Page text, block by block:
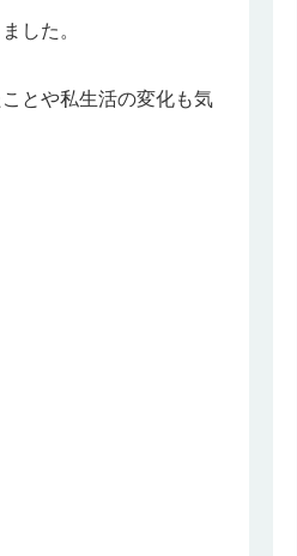
した。
とや私生活の変化も気